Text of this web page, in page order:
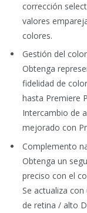
corrección
valores
colores.
Gestión del
Obtenga
fidelidad de
hasta Premiere
Intercambio de
mejorado con
Complemento
Obtenga un
preciso con el
Se actualiza
de retina / alto